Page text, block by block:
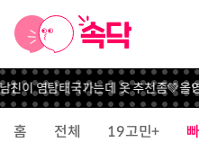
이 염탐태국가는데 옷 추천좀💚올영
홈 전체 19고민+